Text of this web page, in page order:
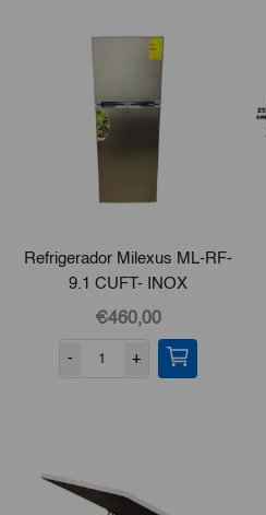
Refrigerador Milexus ML-RF-
9.1 CUFT- INOX
€460,00
- +